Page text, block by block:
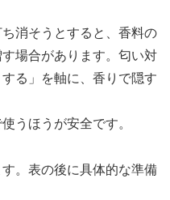
消そうとすると、香料の
場合があります。匂い対
る」を軸に、香りで隠す
うほうが安全です。
。表の後に具体的な準備